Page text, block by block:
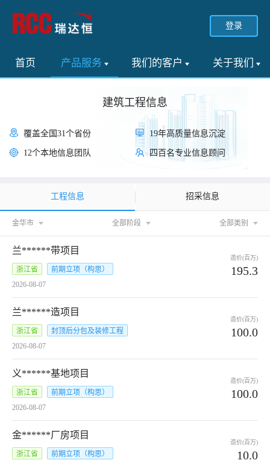
登录
首页 产品服务 我们的客户 关于我们
建筑工程信息
覆盖全国31个省份
12个本地信息团队
19年高质量信息沉淀
四百名专业信息顾问
工程信息 招采信息
金华市 全部阶段 全部类别
兰******带项目
浙江省
前期立项（构思）
2026-08-07
造价(百万)
195.3
兰******造项目
浙江省
封顶后分包及装修工程
2026-08-07
造价(百万)
100.0
义******基地项目
浙江省
前期立项（构思）
2026-08-07
造价(百万)
100.0
金******厂房项目
浙江省
前期立项（构思）
造价(百万)
10.0